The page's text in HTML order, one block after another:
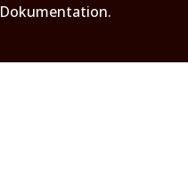
Dokumentation.